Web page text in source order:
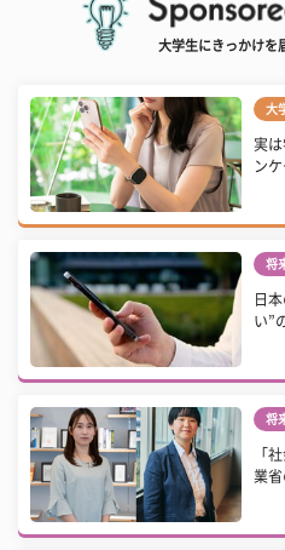
大学生にきっかけを
大
実
ン
将
日
い”
将
「
業